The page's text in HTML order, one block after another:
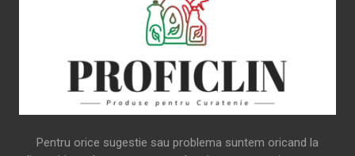
Pentru orice sugestie sau problema suntem oricand la